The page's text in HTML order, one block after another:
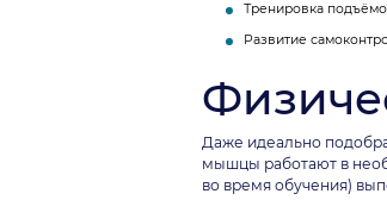
Тренировка
Развитие
Даже идеально
мышцы работают в
во время обучения)